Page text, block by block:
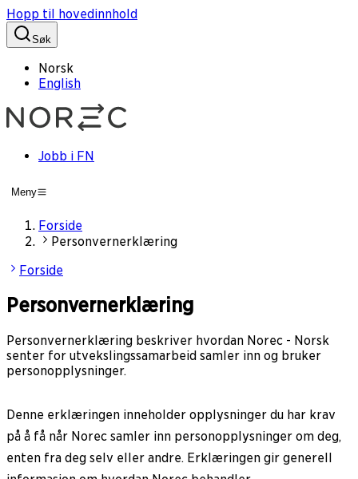
Hopp til hovedinnhold
Søk
Norsk
English
Jobb i FN
Meny
Forside
Personvernerklæring
Forside
Personvernerklæring
Personvernerklæring beskriver hvordan Norec - Norsk
senter for utvekslingssamarbeid samler inn og bruker
personopplysninger.
Denne erklæringen inneholder opplysninger du har krav
på å få når Norec samler inn personopplysninger om deg,
enten fra deg selv eller andre. Erklæringen gir generell